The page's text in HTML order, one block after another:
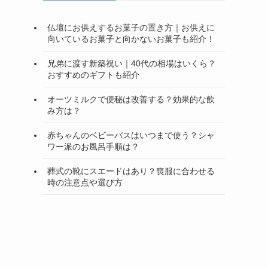
仏壇にお供えするお菓子の置き方｜お供えに
向いているお菓子と向かないお菓子も紹介！
兄弟に渡す新築祝い｜40代の相場はいくら？
おすすめのギフトも紹介
オーツミルクで便秘は改善する？効果的な飲
み方は？
赤ちゃんのベビーバスはいつまで使う？シャ
ワー派のお風呂手順は？
葬式の靴にスエードはあり？喪服に合わせる
時の注意点や選び方